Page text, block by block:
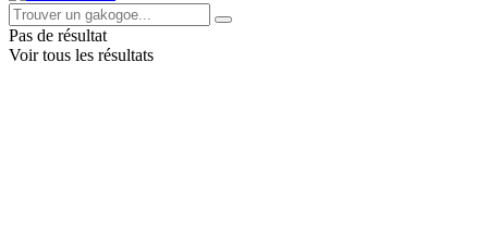
Pas de résultat
Voir tous les résultats